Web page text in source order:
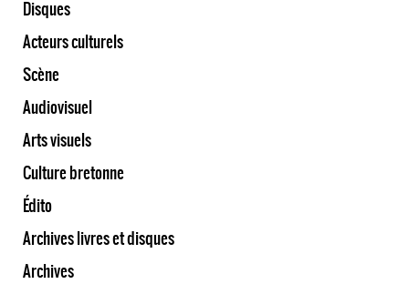
Disques
Acteurs culturels
Scène
Audiovisuel
Arts visuels
Culture bretonne
Édito
Archives livres et disques
Archives